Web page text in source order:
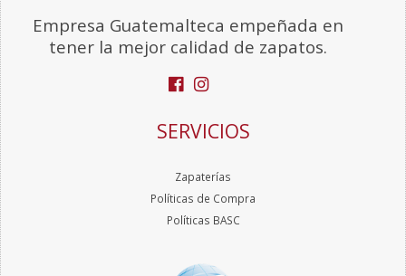
Empresa Guatemalteca empeñada en
tener la mejor calidad de zapatos.
SERVICIOS
Zapaterías
Políticas de Compra
Políticas BASC